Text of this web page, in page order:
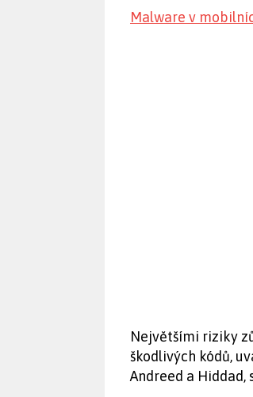
Malware v
Největšími riziky
škodlivých kódů,
Andreed a